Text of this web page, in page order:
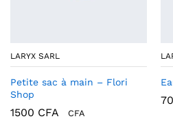
LARYX SARL
Petite sac à main – Flori
Shop
1500 CFA CFA